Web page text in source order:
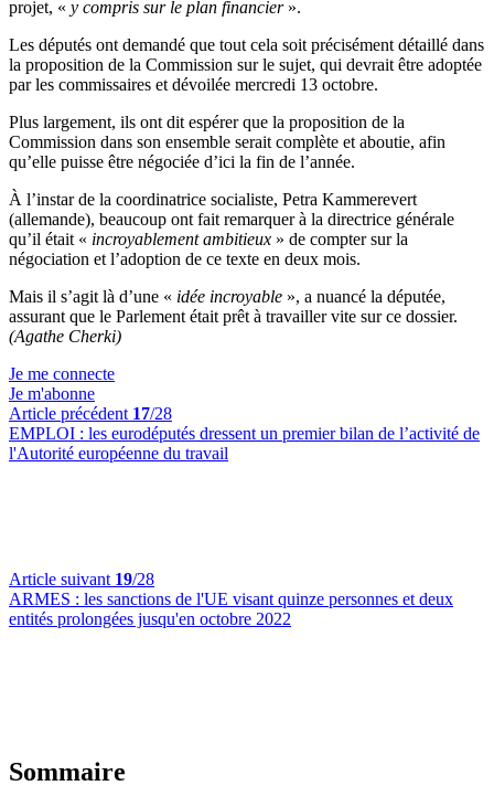
projet, « y compris sur le plan financier».
Les députés ont demandé que tout cela soit précisément détaillé dans
la proposition de la Commission sur le sujet, qui devrait être adoptée
par les commissaires et dévoilée mercredi 13 octobre.
Plus largement, ils ont dit espérer que la proposition de la
Commission dans son ensemble serait complète et aboutie, afin
qu’elle puisse être négociée d’ici la fin de l’année.
À l’instar de la coordinatrice socialiste, Petra Kammerevert
(allemande), beaucoup ont fait remarquer à la directrice générale
qu’il était « incroyablement ambitieux » de compter sur la
négociation et l’adoption de ce texte en deux mois.
Mais il s’agit là d’une « idée incroyable », a nuancé la députée,
assurant que le Parlement était prêt à travailler vite sur ce dossier.
(Agathe Cherki)
Je me connecte
Je m'abonne
Article précédent 17/28
EMPLOI : les eurodéputés dressent un premier bilan de l’activité de
l'Autorité européenne du travail
Article suivant 19/28
ARMES : les sanctions de l'UE visant quinze personnes et deux
entités prolongées jusqu'en octobre 2022
Sommaire